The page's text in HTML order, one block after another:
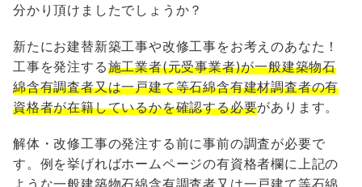
分かり頂けましたでしょうか？
新たにお建替新築工事や改修工事をお考えのあなた！
工事を発注する施工業者(元受事業者)が一般建築物石
綿含有調査者又は一戸建て等石綿含有建材調査者の有
資格者が在籍しているかを確認する必要があります。
解体・改修工事の発注する前に事前の調査が必要で
す。例を挙げればホームページの有資格者欄に上記の
ような一般建築物石綿含有調査者又は一戸建て等石綿